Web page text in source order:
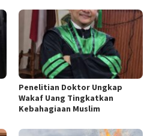
Penelitian Doktor Ungkap
Wakaf Uang Tingkatkan
Kebahagiaan Muslim